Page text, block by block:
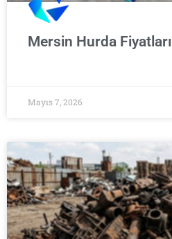
Mersin Hurda Fiyatları
Mayıs 7, 2026